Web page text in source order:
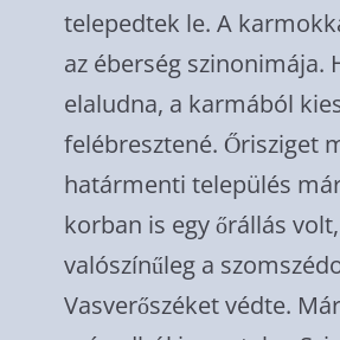
telepedtek le. A
az éberség szinonimája.
elaludna, a karmából
felébresztené. Őrisziget
határmenti település
korban is egy őrállás volt,
valószínűleg a
Vasverőszéket védte.